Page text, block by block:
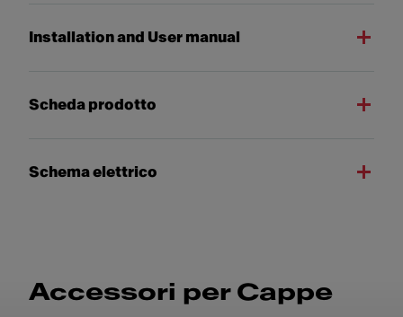
Installation and User manual
Scheda prodotto
Schema elettrico
Accessori per Cappe